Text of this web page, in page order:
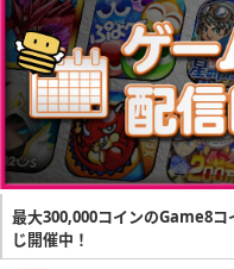
最大300,000コインのGame8コ
じ開催中！